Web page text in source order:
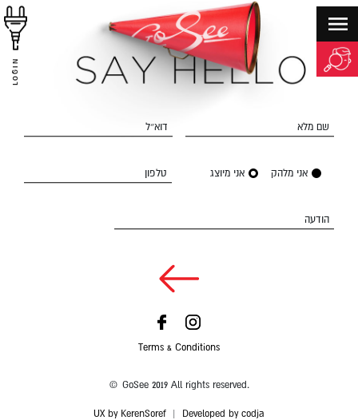
LOGIN
שם מלא דוא״ל
אני מלהק אני מיוצג טלפון
הודעה
Terms & Conditions
© GoSee 2019 All rights reserved.
UX by KerenSoref Developed by codja